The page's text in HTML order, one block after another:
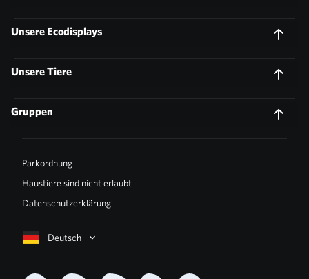
Unsere Ecodisplays
Unsere Tiere
Gruppen
Deutsch
Parkordnung
Haustiere sind nicht erlaubt
Datenschutzerklärung